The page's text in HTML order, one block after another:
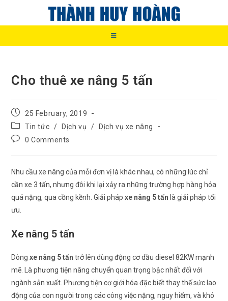
Cho thuê xe nâng 5 tấn
Post
published:
25 February, 2019
Post
category:
Tin tức / Dịch vụ /
Dịch vụ xe nâng
Post0 Comments
Nhu cầu xe nâng của mỗi đơn vị là khác nhau, có những lúc chỉ
cần xe 3 tấn, nhưng đôi khi lại xảy ra những trường hợp hàng hóa
quá nặng, qua cồng kềnh. Giải phápxe nâng 5 tấn là giải pháp tối
ưu.
Xe nâng 5 tấn
Dòngxe nâng 5 tấn trở lên dùng động cơ dầu diesel 82KW mạnh
mẽ. Là phương tiện nâng chuyển quan trọng bậc nhất đối với
ngành sản xuất. Phương tiện cơ giới hóa đặc biết thay thế sức lao
động của con người trong các công việc nặng, nguy hiểm, và khó